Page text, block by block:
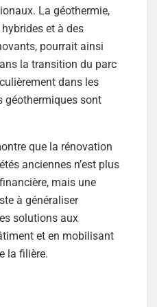
La géothermie,
et à des
pourrait ainsi
la transition du parc
dans les
géothermiques sont
que la rénovation
anciennes n’est plus
mais une
à généraliser
solutions aux
et en mobilisant
la filière.